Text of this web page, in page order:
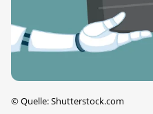
©Quelle: Shutterstock.com